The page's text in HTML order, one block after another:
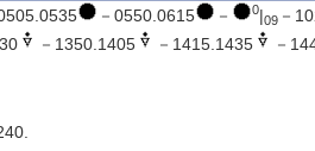
－0550.0615 － 0|09－
－1350.1405 －1415.1435 －